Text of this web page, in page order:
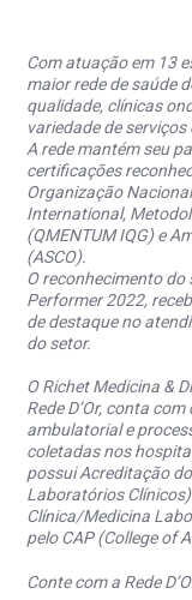
Com atuação em 13
maior rede de saúde
qualidade, clínicas
variedade de
A rede mantém seu
certificações
Organização
International,
(QMENTUM IQG) e
(ASCO).
O reconhecimento do
Performer 2022,
de destaque no
do setor.
O Richet Medicina &
Rede D’Or, conta
ambulatorial e
coletadas nos
possui Acreditação
Laboratórios
Clínica/Medicina
pelo CAP (College of
Conte com a Rede